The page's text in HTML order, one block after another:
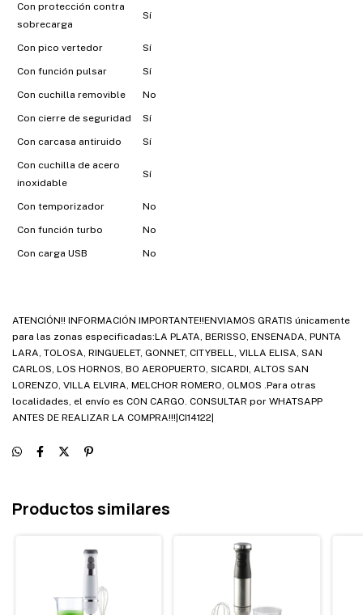
Con protección contra
sobrecarga
Sí
Con pico vertedor Sí
Con función pulsar Sí
Con cuchilla removible No
Con cierre de seguridad Sí
Con carcasa antiruido Sí
Con cuchilla de acero
inoxidable
Sí
Con temporizador No
Con función turbo No
Con carga USB No
ATENCIÓN!! INFORMACIÓN IMPORTANTE!!ENVIAMOS GRATIS únicamente
para las zonas especificadas:LA PLATA, BERISSO, ENSENADA, PUNTA
LARA, TOLOSA, RINGUELET, GONNET, CITYBELL, VILLA ELISA, SAN
CARLOS, LOS HORNOS, BO AEROPUERTO, SICARDI, ALTOS SAN
LORENZO, VILLA ELVIRA, MELCHOR ROMERO, OLMOS .Para otras
localidades, el envío es CON CARGO. CONSULTAR por WHATSAPP
ANTES DE REALIZAR LA COMPRA!!!|CI14122|
Productos similares